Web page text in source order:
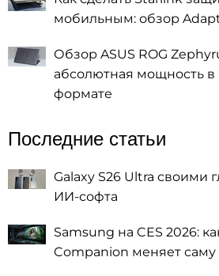
мобильным: обзор
Обзор ASUS ROG
абсолютная мощность в
формате
Последние статьи
Galaxy S26 Ultra своими
ИИ-софта
Samsung на CES 2026:
Companion меняет